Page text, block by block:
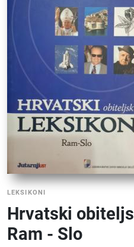
LEKSIKONI
Hrvatski
Ram - Slo